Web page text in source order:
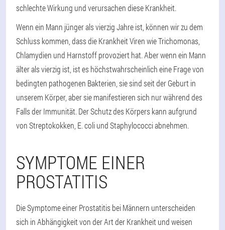
schlechte Wirkung und verursachen diese Krankheit.
Wenn ein Mann jünger als vierzig Jahre ist, können wir zu dem
Schluss kommen, dass die Krankheit Viren wie Trichomonas,
Chlamydien und Harnstoff provoziert hat. Aber wenn ein Mann
älter als vierzig ist, ist es höchstwahrscheinlich eine Frage von
bedingten pathogenen Bakterien, sie sind seit der Geburt in
unserem Körper, aber sie manifestieren sich nur während des
Falls der Immunität. Der Schutz des Körpers kann aufgrund
von Streptokokken, E. coli und Staphylococci abnehmen.
SYMPTOME EINER
PROSTATITIS
Die Symptome einer Prostatitis bei Männern unterscheiden
sich in Abhängigkeit von der Art der Krankheit und weisen